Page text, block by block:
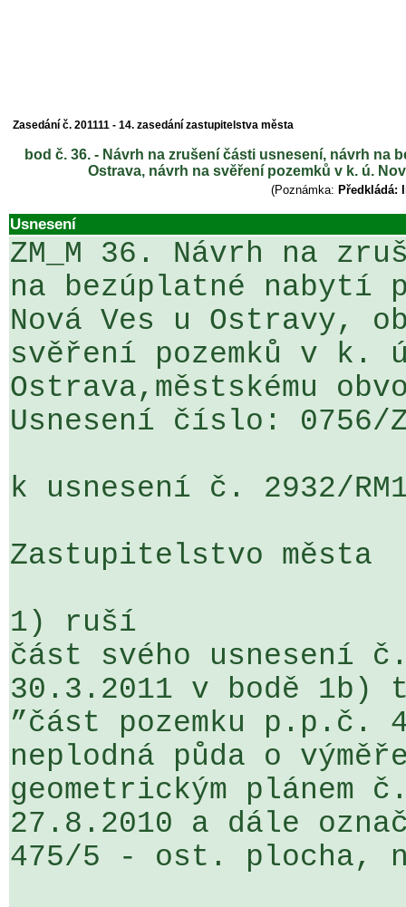
Zasedání č. 201111 - 14. zasedání zastupitelstva města
bod č. 36. - Návrh na zrušení části usnesení, návrh na
Ostrava, návrh na svěření pozemků v k. ú.
(Poznámka: Předkládá:
Usnesení
ZM_M 36. Návrh na
na bezúplatné nabytí
Nová Ves u Ostravy,
svěření pozemků v k.
Ostrava,městskému
Usnesení číslo: 0756/
k usnesení č. 2932/
Zastupitelstvo města
1) ruší
část svého usnesení
30.3.2011 v bodě 1b)
”část pozemku
neplodná půda o
geometrickým plánem
27.8.2010 a dále
475/5 - ost. plocha,